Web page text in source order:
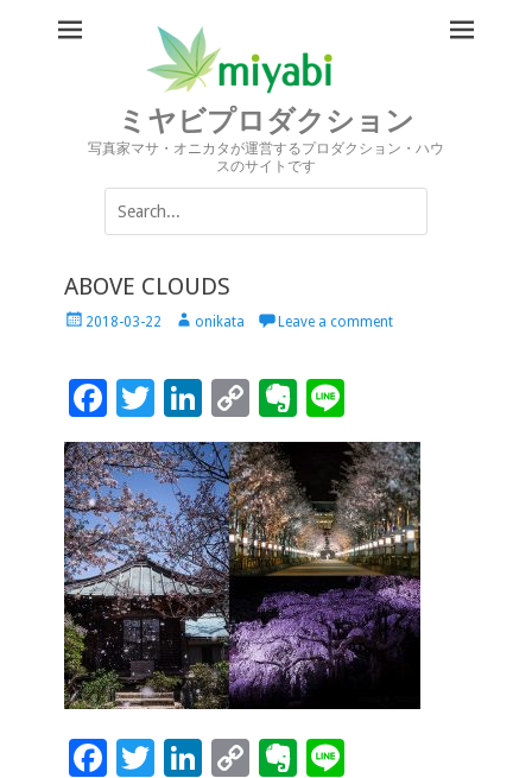
ミヤビプロダクション
写真家マサ・オニカタが運営するプロダクション・ハウ
スのサイトです
Search
for:
ABOVE CLOUDS
Posted2018-03-22 Authoronikata Leave a comment
F
ac
e
b
o
o
k
T
wi
tt
er
Li
n
k
e
dI
n
C
o
p
y
Li
n
k
Ev
er
n
ot
e
n
e
F
T
Li
C
Ev